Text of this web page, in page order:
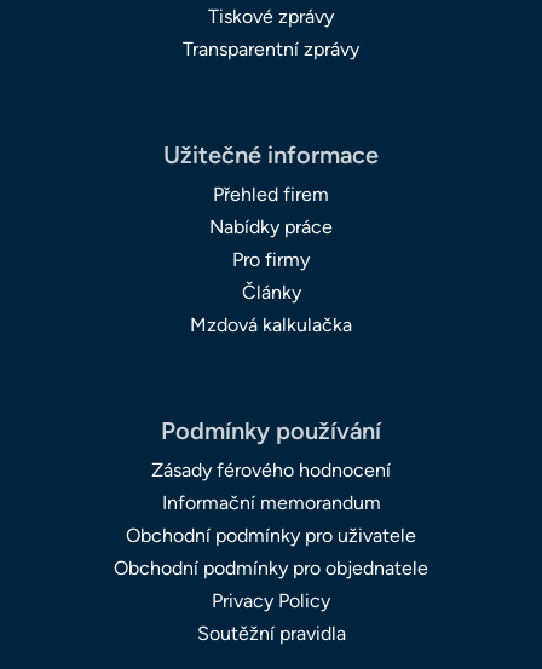
Tiskové zprávy
Transparentní zprávy
Užitečné informace
Přehled firem
Nabídky práce
Pro firmy
Články
Mzdová kalkulačka
Podmínky používání
Zásady férového hodnocení
Informační memorandum
Obchodní podmínky pro uživatele
Obchodní podmínky pro objednatele
Privacy Policy
Soutěžní pravidla